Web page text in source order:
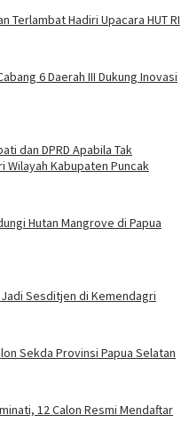
Terlambat Hadiri Upacara HUT RI
6 Daerah III Dukung Inovasi
dan DPRD Apabila Tak
Kabupaten Puncak
Hutan Mangrove di Papua
Sesditjen di Kemendagri
Sekda Provinsi Papua Selatan
12 Calon Resmi Mendaftar